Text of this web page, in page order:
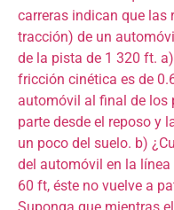
carreras indican que las
tracción) de un
de la pista de 1 320 ft.
fricción cinética es de
automóvil al final de los
parte desde el reposo y
un poco del suelo. b)
del automóvil en la
60 ft, éste no vuelve a